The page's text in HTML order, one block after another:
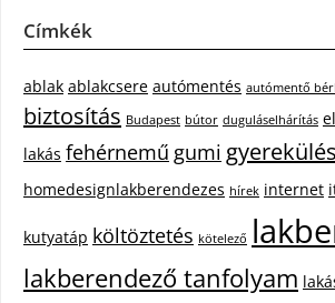
Címkék
ablak ablakcsere autómentés autómentő
biztosítás Budapest bútor duguláselhárítás
lakás fehérnemű gumi gyerekülés
homedesignlakberendezes hírek internet
kutyatáp költöztetés kötelező
lakberendező tanfolyam